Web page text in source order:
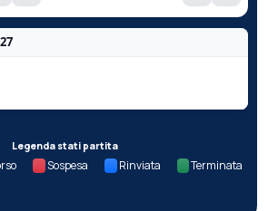
Legenda stati partita
Sospesa Rinviata Terminata